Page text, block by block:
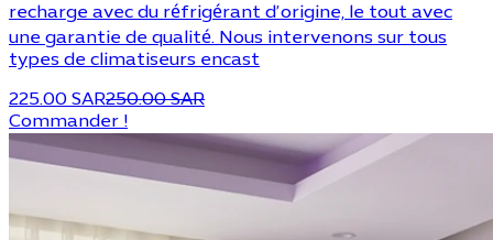
recharge avec du réfrigérant d’origine, le tout avec
une garantie de qualité. Nous intervenons sur tous
types de climatiseurs encast
225.00 SAR250.00 SAR
Commander !